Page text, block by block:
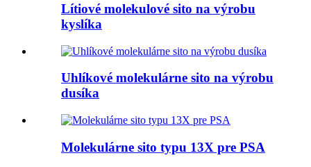
Lítiové molekulové sito na výrobu
kyslíka
Uhlíkové molekulárne sito na výrobu
dusíka
Molekulárne sito typu 13X pre PSA